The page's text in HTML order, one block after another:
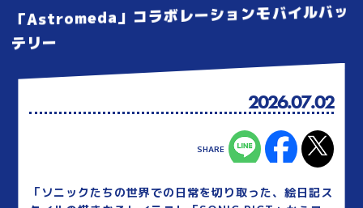
「Astromeda」コラボレーションモバイルバッ
テリー
2026.07.02
「ソニックたちの世界での日常を切り取った、絵日記ス